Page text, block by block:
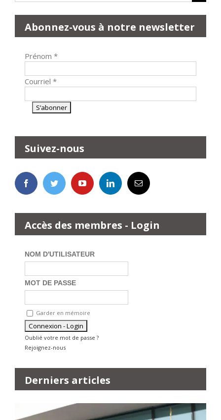
Abonnez-vous à notre newsletter
Prénom *
Courriel *
Suivez-nous
Accès des membres - Login
NOM D'UTILISATEUR
MOT DE PASSE
Garder en mémoire
Oublié votre mot de passe ?
Rejoignez-nous
Derniers articles